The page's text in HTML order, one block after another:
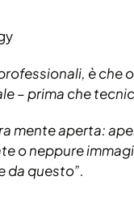
è che
– prima che
mente aperta:
o neppure
da questo”.